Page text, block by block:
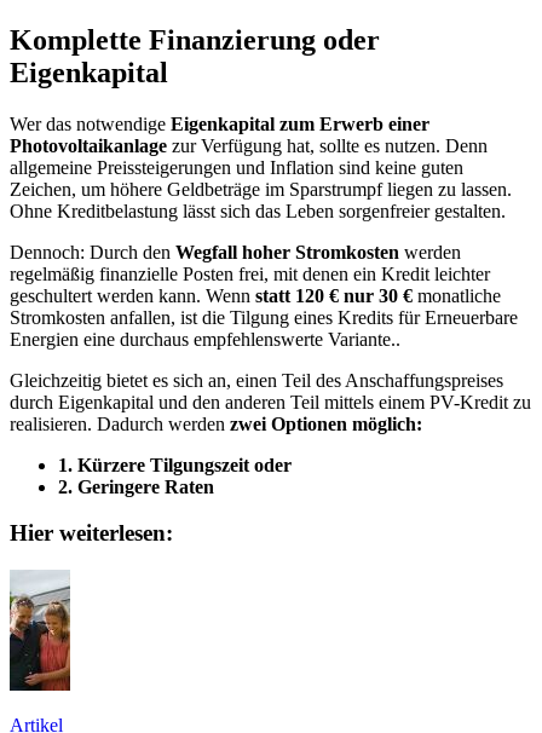
Komplette Finanzierung oder
Eigenkapital
Wer das notwendige Eigenkapital zum Erwerb einer
Photovoltaikanlage zur Verfügung hat, sollte es nutzen. Denn
allgemeine Preissteigerungen und Inflation sind keine guten
Zeichen, um höhere Geldbeträge im Sparstrumpf liegen zu lassen.
Ohne Kreditbelastung lässt sich das Leben sorgenfreier gestalten.
Dennoch: Durch den Wegfall hoher Stromkosten werden
regelmäßig finanzielle Posten frei, mit denen ein Kredit leichter
geschultert werden kann. Wenn statt 120 € nur 30 € monatliche
Stromkosten anfallen, ist die Tilgung eines Kredits für Erneuerbare
Energien eine durchaus empfehlenswerte Variante..
Gleichzeitig bietet es sich an, einen Teil des Anschaffungspreises
durch Eigenkapital und den anderen Teil mittels einem PV-Kredit zu
realisieren. Dadurch werden zwei Optionen möglich:
1. Kürzere Tilgungszeit oder
2. Geringere Raten
Hier weiterlesen:
Artikel